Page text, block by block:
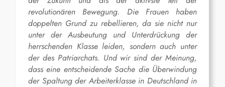
revolutionären Bewegung. Die Frauen haben
doppelten Grund zu rebellieren, da sie nicht nur
unter der Ausbeutung und Unterdrückung der
herrschenden Klasse leiden, sondern auch unter
der des Patriarchats. Und wir sind der Meinung,
dass eine entscheidende Sache die Überwindung
der Spaltung der Arbeiterklasse in Deutschland in